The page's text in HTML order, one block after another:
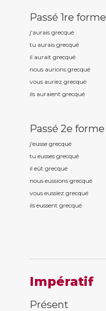
Passé 1re forme
j'aurais grecqué
tu aurais grecqué
il aurait grecqué
nous aurions grecqué
vous auriez grecqué
ils auraient grecqué
Passé 2e forme
j'eusse grecqué
tu eusses grecqué
il eût grecqué
nous eussions grecqué
vous eussiez grecqué
ils eussent grecqué
Impératif
Présent